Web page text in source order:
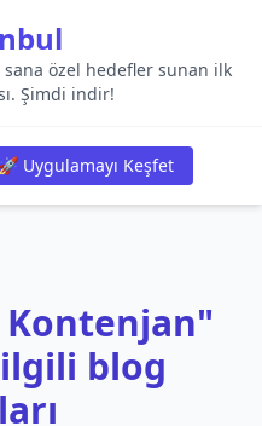
sana özel hedefler sunan ilk
Şimdi indir!
🚀 Uygulamayı Keşfet
Kontenjan"
blog